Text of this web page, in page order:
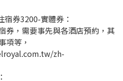
宿券3200-實體券：
券，需要事先與各酒店預約，其
項等，
zh-